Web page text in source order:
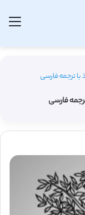
ترجمه فارسی
فارسی